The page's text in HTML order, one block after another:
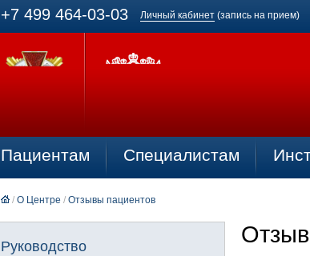
+7 499 464-03-03 Личный кабинет (запись на прием)
Пациентам Специалистам
/ О Центре / Отзывы пациентов
Руководство